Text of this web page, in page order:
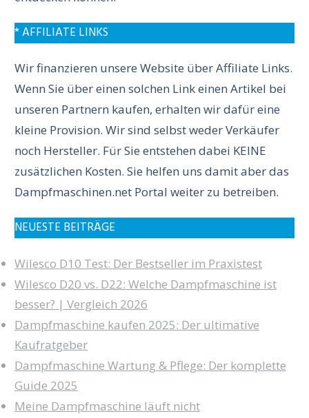
* AFFILIATE LINKS
Wir finanzieren unsere Website über Affiliate Links.
Wenn Sie über einen solchen Link einen Artikel bei
unseren Partnern kaufen, erhalten wir dafür eine
kleine Provision. Wir sind selbst weder Verkäufer
noch Hersteller. Für Sie entstehen dabei KEINE
zusätzlichen Kosten. Sie helfen uns damit aber das
Dampfmaschinen.net Portal weiter zu betreiben.
NEUESTE BEITRÄGE
Wilesco D10 Test: Der Bestseller im Praxistest
Wilesco D20 vs. D22: Welche Dampfmaschine ist
besser? | Vergleich 2026
Dampfmaschine kaufen 2025: Der ultimative
Kaufratgeber
Dampfmaschine Wartung & Pflege: Der komplette
Guide 2025
Meine Dampfmaschine läuft nicht